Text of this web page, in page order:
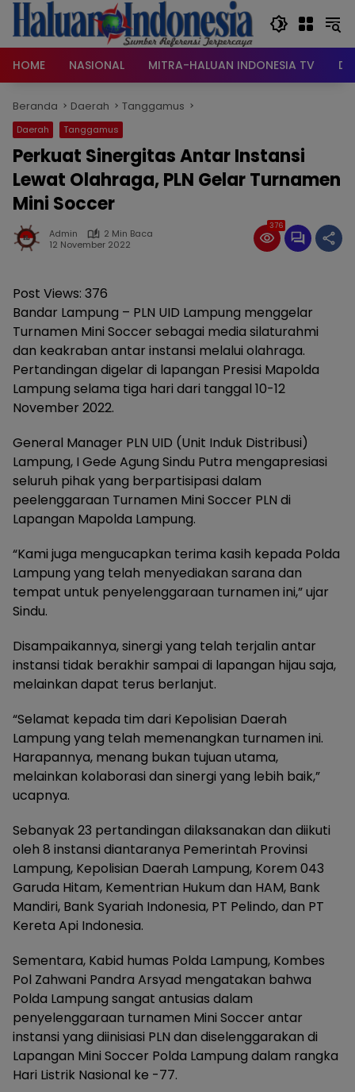
Langsung
konten
HOME
NASIONAL MITRA-HALUAN INDONESIA TV
Beranda Daerah Tanggamus
Daerah Tanggamus
Perkuat Sinergitas Antar Instansi
Lewat Olahraga, PLN Gelar Turnamen
Mini Soccer
Admin
2 Min Baca
12 November 2022
376
Post Views: 376
Bandar Lampung – PLN UID Lampung menggelar
Turnamen Mini Soccer sebagai media silaturahmi
dan keakraban antar instansi melalui olahraga.
Pertandingan digelar di lapangan Presisi Mapolda
Lampung selama tiga hari dari tanggal 10-12
November 2022.
General Manager PLN UID (Unit Induk Distribusi)
Lampung, I Gede Agung Sindu Putra mengapresiasi
seluruh pihak yang berpartisipasi dalam
peelenggaraan Turnamen Mini Soccer PLN di
Lapangan Mapolda Lampung.
“Kami juga mengucapkan terima kasih kepada Polda
Lampung yang telah menyediakan sarana dan
tempat untuk penyelenggaraan turnamen ini,” ujar
Sindu.
Disampaikannya, sinergi yang telah terjalin antar
instansi tidak berakhir sampai di lapangan hijau saja,
melainkan dapat terus berlanjut.
“Selamat kepada tim dari Kepolisian Daerah
Lampung yang telah memenangkan turnamen ini.
Harapannya, menang bukan tujuan utama,
melainkan kolaborasi dan sinergi yang lebih baik,”
ucapnya.
Sebanyak 23 pertandingan dilaksanakan dan diikuti
oleh 8 instansi diantaranya Pemerintah Provinsi
Lampung, Kepolisian Daerah Lampung, Korem 043
Garuda Hitam, Kementrian Hukum dan HAM, Bank
Mandiri, Bank Syariah Indonesia, PT Pelindo, dan PT
Kereta Api Indonesia.
Sementara, Kabid humas Polda Lampung, Kombes
Pol Zahwani Pandra Arsyad mengatakan bahwa
Polda Lampung sangat antusias dalam
penyelenggaraan turnamen Mini Soccer antar
instansi yang diinisiasi PLN dan diselenggarakan di
Lapangan Mini Soccer Polda Lampung dalam rangka
Hari Listrik Nasional ke -77.